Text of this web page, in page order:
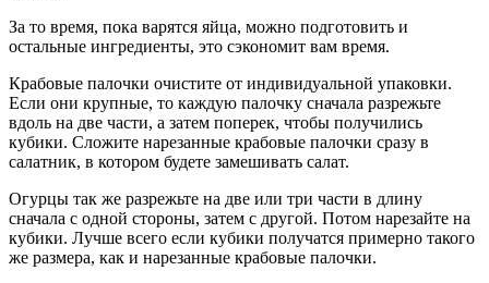
За то время, пока варятся яйца, можно подготовить и
остальные ингредиенты, это сэкономит вам время.
Крабовые палочки очистите от индивидуальной упаковки.
Если они крупные, то каждую палочку сначала разрежьте
вдоль на две части, а затем поперек, чтобы получились
кубики. Сложите нарезанные крабовые палочки сразу в
салатник, в котором будете замешивать салат.
Огурцы так же разрежьте на две или три части в длину
сначала с одной стороны, затем с другой. Потом нарезайте на
кубики. Лучше всего если кубики получатся примерно такого
же размера, как и нарезанные крабовые палочки.